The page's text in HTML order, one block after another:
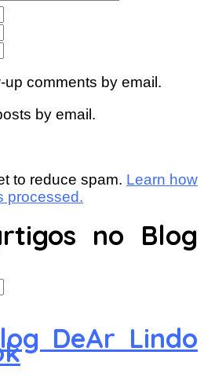
up comments by email.
by email.
to reduce spam. Learn how
processed.
no Blog
DeAr Lindo